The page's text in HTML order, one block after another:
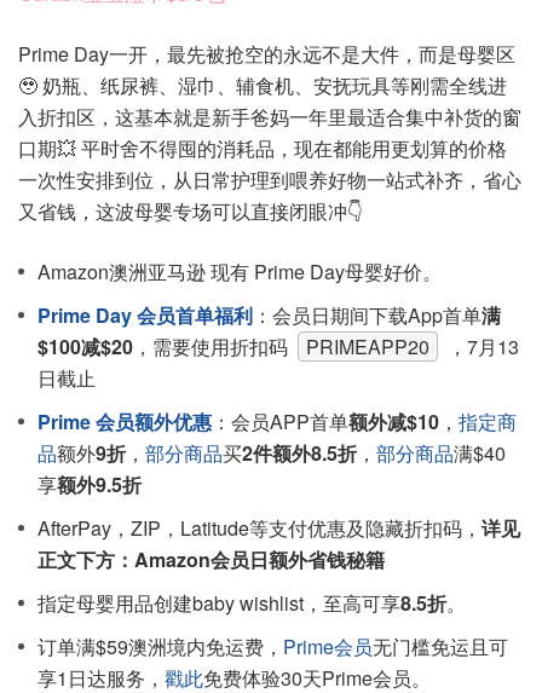
Prime Day一开，最先被抢空的永远不是大件，而是母婴区
🥹 奶瓶、纸尿裤、湿巾、辅食机、安抚玩具等刚需全线进
入折扣区，这基本就是新手爸妈一年里最适合集中补货的窗
口期💥 平时舍不得囤的消耗品，现在都能用更划算的价格
一次性安排到位，从日常护理到喂养好物一站式补齐，省心
又省钱，这波母婴专场可以直接闭眼冲👇
Amazon澳洲亚马逊 现有 Prime Day母婴好价。
Prime Day 会员首单福利 ：会员日期间下载App首单满
$100减$20 ，需要使用折扣码 PRIMEAPP20
，7月13
日截止
Prime 会员额外优惠 ：会员APP首单额外减$10 ， 指定商
品额外9折 ， 部分商品买2件额外8.5折 ， 部分商品满$40
享额外9.5折
AfterPay，ZIP，Latitude等支付优惠及隐藏折扣码， 详见
正文下方：Amazon会员日额外省钱秘籍
指定母婴用品创建baby wishlist，至高可享8.5折。
订单满$59澳洲境内免运费， Prime会员无门槛免运且可
享1日达服务， 戳此免费体验30天Prime会员。